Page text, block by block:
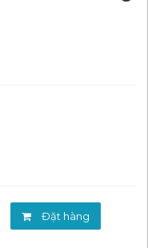
Đặt hàng